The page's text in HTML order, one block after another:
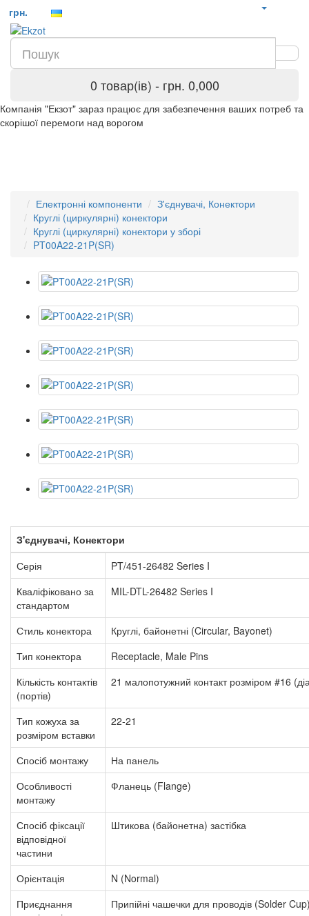
грн.
0 товар(ів) - грн. 0,000
Компанія "Екзот" зараз працює для забезпечення ваших потреб та
скорішої перемоги над ворогом
Електронні компоненти
З'єднувачі, Конектори
Круглі (циркулярні) конектори
Круглі (циркулярні) конектори у зборі
PT00A22-21P(SR)
З'єднувачі, Конектори
Серія
PT/451-26482 Series I
Кваліфіковано за
стандартом
MIL-DTL-26482 Series I
Стиль конектора
Круглі, байонетні (Circular, Bayonet)
Тип конектора
Receptacle, Male Pins
Кількість контактів
(портів)
21 малопотужний контакт розміром #16
Тип кожуха за
розміром вставки
22-21
Спосіб монтажу
На панель
Особливості
монтажу
Фланець (Flange)
Спосіб фіксації
відповідної
частини
Штикова (байонетна) застібка
Орієнтація
N (Normal)
Приєднання
Припійні чашечки для проводів (Solder